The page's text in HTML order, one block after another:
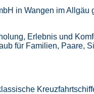
in Wangen im Allgäu
Erlebnis und
für Familien, Paare,